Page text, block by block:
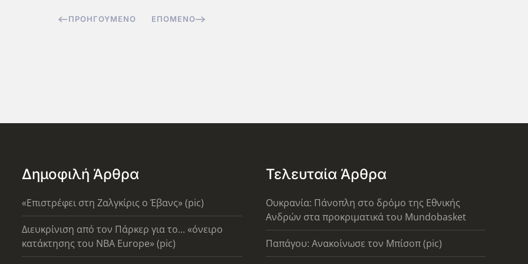
ΠΡΟΗΓΟΎΜΕΝΟ ΕΠΌΜΕΝΟ
Δημοφιλή Άρθρα
«Επιστρέφει στη Ζαλγκίρις ο Έβανς» (pic)
Διευκρίνιση από τον Πάρκερ για το... «όνειρο
κατάκτησης του ΝΒΑ Europe» (pic)
Τελευταία Άρθρα
Ουκρανία: Πάνοπλη στο δρόμο της Εθνικής
Ανδρών στα προκριματικά του Mundobasket
Παπάγου: Ανακοίνωσε τον Μπίσοπ (pic)